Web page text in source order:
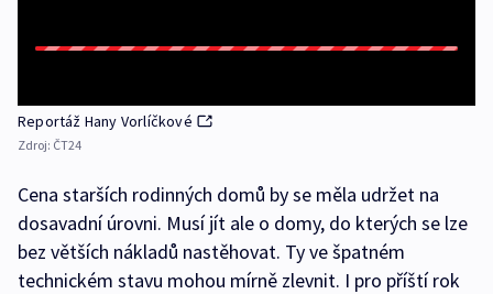
Reportáž Hany Vorlíčkové
Zdroj: ČT24
Cena starších rodinných domů by se měla udržet na
dosavadní úrovni. Musí jít ale o domy, do kterých se lze
bez větších nákladů nastěhovat. Ty ve špatném
technickém stavu mohou mírně zlevnit. I pro příští rok